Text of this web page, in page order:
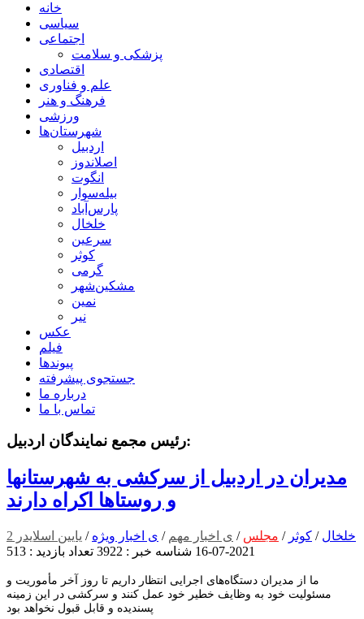
خانه
سیاسی
اجتماعی
پزشکی و سلامت
اقتصادی
علم و فناوری
فرهنگ و هنر
ورزشی
شهرستان‌ها
اردبیل
اصلاندوز
انگوت
بیله‌سوار
پارس‌آباد
خلخال
سرعین
کوثر
گرمی
مشکین‌شهر
نمین
نیر
عکس
فیلم
پیوندها
جستجوی پیشرفته
درباره ما
تماس با ما
رئیس مجمع نمایندگان اردبیل:
مدیران در اردبیل از سرکشی به شهرستانها
و روستاها اکراه دارند
خلخال / کوثر / مجلس / ی اخبار مهم / ی اخبار ویژه / یایین اسلایدر 2
2021-07-16
شناسه خبر : 3922 تعداد بازدید : 513
ما از مدیران دستگاه‌های اجرایی انتظار داریم تا روز آخر مأموریت و
مسئولیت خود به وظایف خطیر خود عمل کنند و سرکشی در این زمینه
پسندیده و قابل قبول نخواهد بود